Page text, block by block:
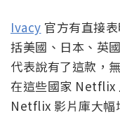
Ivacy 官方有直接
括美國、日本、英
代表說有了這款，
在這些國家 Netflix
Netflix 影片庫大幅